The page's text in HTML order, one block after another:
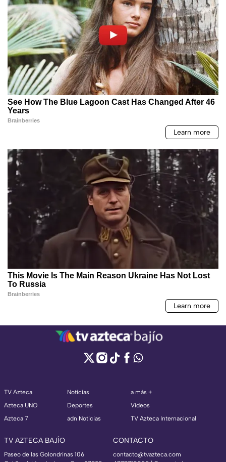
TV Azteca
Azteca UNO
Azteca 7
Noticias
Deportes
adn Noticias
a más +
Videos
TV Azteca Internacional
TV AZTECA BAJÍO
Paseo de las Golondrinas 106
CONTACTO
contacto@tvazteca.com